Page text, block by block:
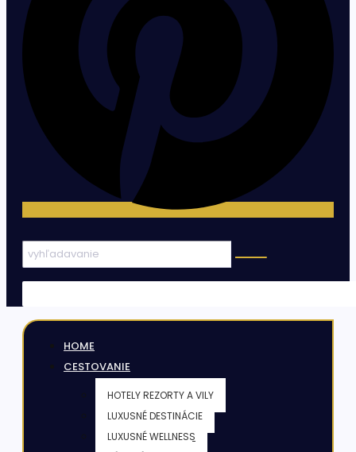
HOME
CESTOVANIE
HOTELY REZORTY A VILY
LUXUSNÉ DESTINÁCIE
LUXUSNÉ WELLNESS